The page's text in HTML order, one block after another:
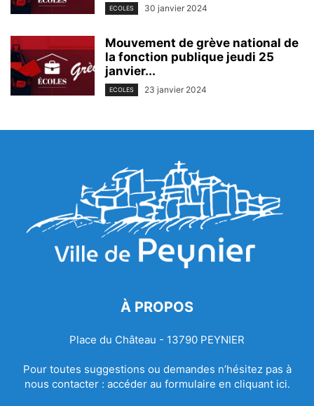
ECOLES 30 janvier 2024
Mouvement de grève national de
la fonction publique jeudi 25
janvier...
ECOLES 23 janvier 2024
À PROPOS
Place du Château - 13790 PEYNIER
Pour toutes suggestions ou demandes n’hésitez pas à
nous contacter : accéder au formulaire en cliquant ici.